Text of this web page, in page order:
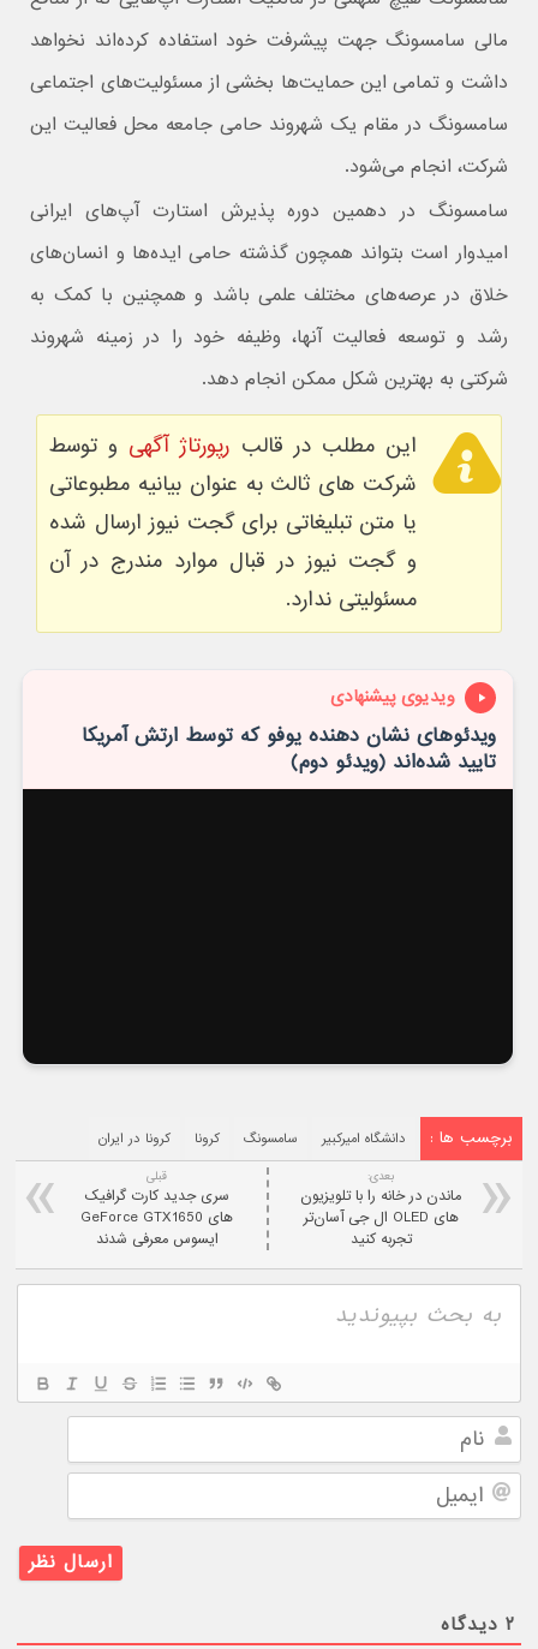
مالی سامسونگ جهت پیشرفت خود استفاده کرده‌اند نخواهد
داشت و تمامی این حمایت‌ها بخشی از مسئولیت‌های اجتماعی
سامسونگ در مقام یک شهروند حامی جامعه محل فعالیت این
شرکت، انجام می‌شود.
سامسونگ در دهمین دوره پذیرش استارت آپ‌های ایرانی
امیدوار است بتواند همچون گذشته حامی ایده‌ها و انسان‌های
خلاق در عرصه‌های مختلف علمی باشد و همچنین با کمک به
رشد و توسعه فعالیت آنها، وظیفه خود را در زمینه شهروند
شرکتی به بهترین شکل ممکن انجام دهد.
این مطلب در قالب رپورتاژ آگهی و توسط
شرکت های ثالث به عنوان بیانیه مطبوعاتی
یا متن تبلیغاتی برای گجت نیوز ارسال شده
و گجت نیوز در قبال موارد مندرج در آن
مسئولیتی ندارد.
ویدیوی پیشنهادی
ویدئوهای نشان دهنده یوفو که توسط ارتش آمریکا
تایید شده‌اند (ویدئو دوم)
برچسب ها : دانشگاه امیرکبیر سامسونگ کرونا کرونا در ایران
قبلی
سری جدید کارت گرافیک
های GeForce GTX1650
ایسوس معرفی شدند
بعدی:
ماندن در خانه را با تلویزیون
های OLED ال ‌جی آسان‌تر
تجربه کنید
ایمیل
۲ دیدگاه